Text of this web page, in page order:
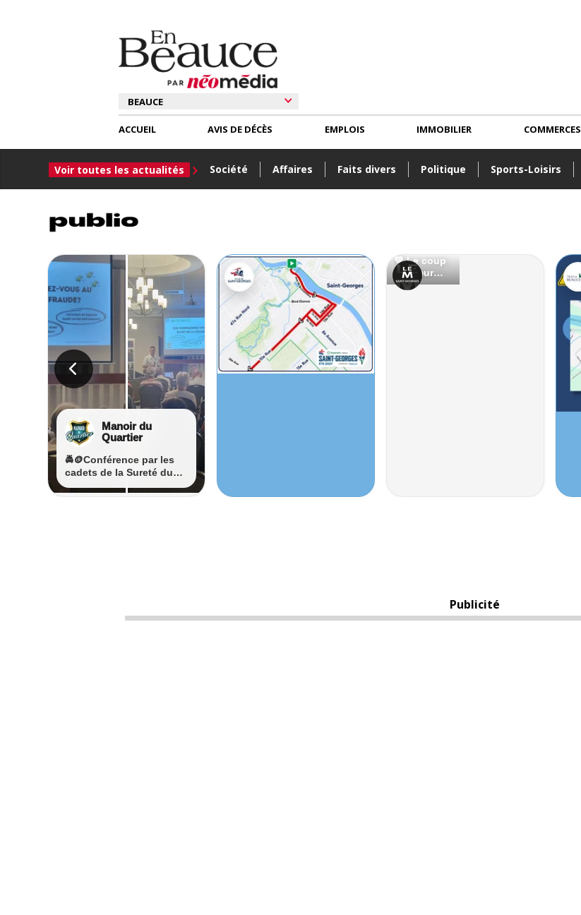
ACCUEIL
Voir toutes les actualités Société Affaires Faits divers Politique Sports-Loisirs
AVIS DE DÉCÈS EMPLOIS IMMOBILIER COMMERCES
Publicité